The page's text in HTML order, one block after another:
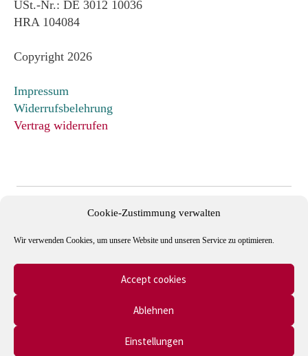
Cookie-Zustimmung verwalten
Wir verwenden Cookies, um unsere Website und unseren Service zu optimieren.
Accept cookies
Ablehnen
Einstellungen
USt.-Nr.: DE 3012 10036
HRA 104084
Copyright 2026
Impressum
Widerrufsbelehrung
Vertrag widerrufen
Mitglied im Verband Deutscher Antiquare e.V. und in der
International League of Antiquarian Booksellers (ILAB).